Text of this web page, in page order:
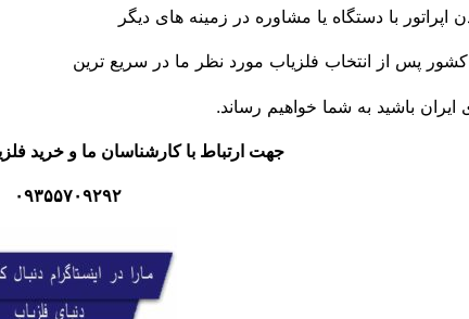
با دستگاه یا مشاوره در زمینه های دیگر
پس از انتخاب فلزیاب مورد نظر ما در سریع ترین
باشید به شما خواهیم رساند.
جهت ارتباط با کارشناسان ما و خرید
۰۹۳۵۵۷۰۹۲۹۲